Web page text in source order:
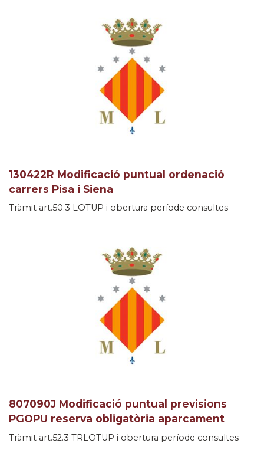
130422R Modificació puntual ordenació
carrers Pisa i Siena
Tràmit art.50.3 LOTUP i obertura període consultes
807090J Modificació puntual previsions
PGOPU reserva obligatòria aparcament
Tràmit art.52.3 TRLOTUP i obertura període consultes